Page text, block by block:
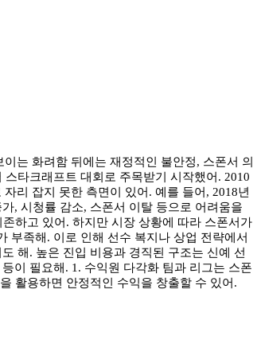
는 화려함 뒤에는 재정적인 불안정, 스폰서 의
타크래프트 대회로 주목받기 시작했어. 2010
리 잡지 못한 측면이 있어. 예를 들어, 2018년
, 시청률 감소, 스폰서 이탈 등으로 어려움을
하고 있어. 하지만 시장 상황에 따라 스폰서가
부족해. 이로 인해 선수 복지나 상업 전략에서
해. 높은 진입 비용과 경직된 구조는 신예 선
이 필요해. 1. 수익원 다각화 팀과 리그는 스폰
활용하면 안정적인 수익을 창출할 수 있어.